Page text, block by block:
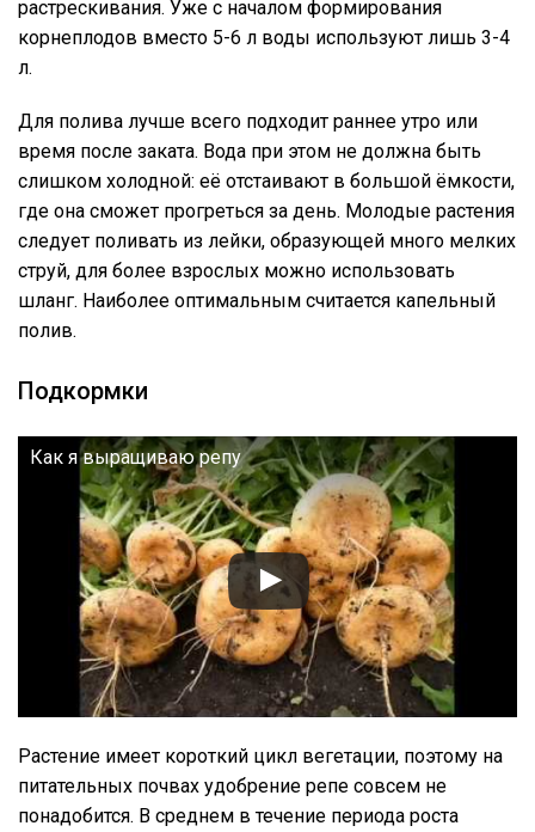
растрескивания. Уже с началом формирования
корнеплодов вместо 5-6 л воды используют лишь 3-4
л.
Для полива лучше всего подходит раннее утро или
время после заката. Вода при этом не должна быть
слишком холодной: её отстаивают в большой ёмкости,
где она сможет прогреться за день. Молодые растения
следует поливать из лейки, образующей много мелких
струй, для более взрослых можно использовать
шланг. Наиболее оптимальным считается капельный
полив.
Подкормки
Как я выращиваю репу
Растение имеет короткий цикл вегетации, поэтому на
питательных почвах удобрение репе совсем не
понадобится. В среднем в течение периода роста